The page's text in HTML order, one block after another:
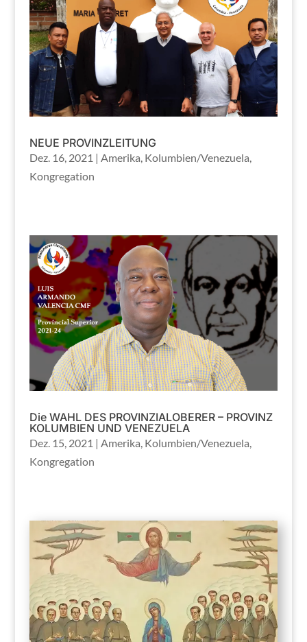
NEUE PROVINZLEITUNG
Dez. 16, 2021 | Amerika, Kolumbien/Venezuela,
Kongregation
Die WAHL DES PROVINZIALOBERER – PROVINZ
KOLUMBIEN UND VENEZUELA
Dez. 15, 2021 | Amerika, Kolumbien/Venezuela,
Kongregation